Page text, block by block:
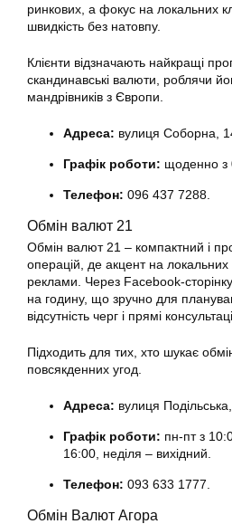
ринкових, а фокус на локальних
швидкість без натовпу.
Клієнти відзначають найкращі
скандинавські валюти, роблячи
мандрівників з Європи.
Адреса: вулиця Соборна,
Графік роботи: щоденно з
Телефон: 096 437 7288.
Обмін валют 21
Обмін валют 21 – компактний і
операцій, де акцент на локальних
реклами. Через Facebook-
на годину, що зручно для
відсутність черг і прямі
Підходить для тих, хто шукає
повсякденних угод.
Адреса: вулиця
Графік роботи: пн-пт з
16:00, неділя – вихідний.
Телефон: 093 633 1777.
Обмін Валют Агора